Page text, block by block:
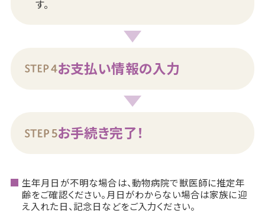
す。
お支払い情報の入力
お手続き完了！
生年月日が不明な場合は、動物病院で獣医師に推定年
齢をご確認ください。月日がわからない場合は家族に迎
え入れた日、記念日などをご入力ください。